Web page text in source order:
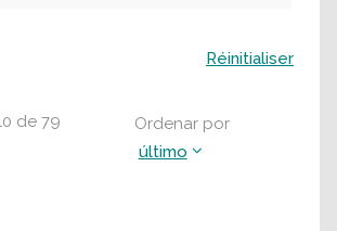
de 79
Ordenar por
último
Réinitialiser